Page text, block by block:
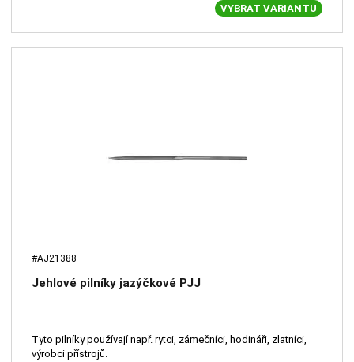
VYBRAT VARIANTU
#AJ21388
Jehlové pilníky jazýčkové PJJ
Tyto pilníky používají např. rytci, zámečníci, hodináři, zlatníci,
výrobci přístrojů.